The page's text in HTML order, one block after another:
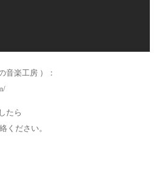
音楽工房 ）：
たら
ください。